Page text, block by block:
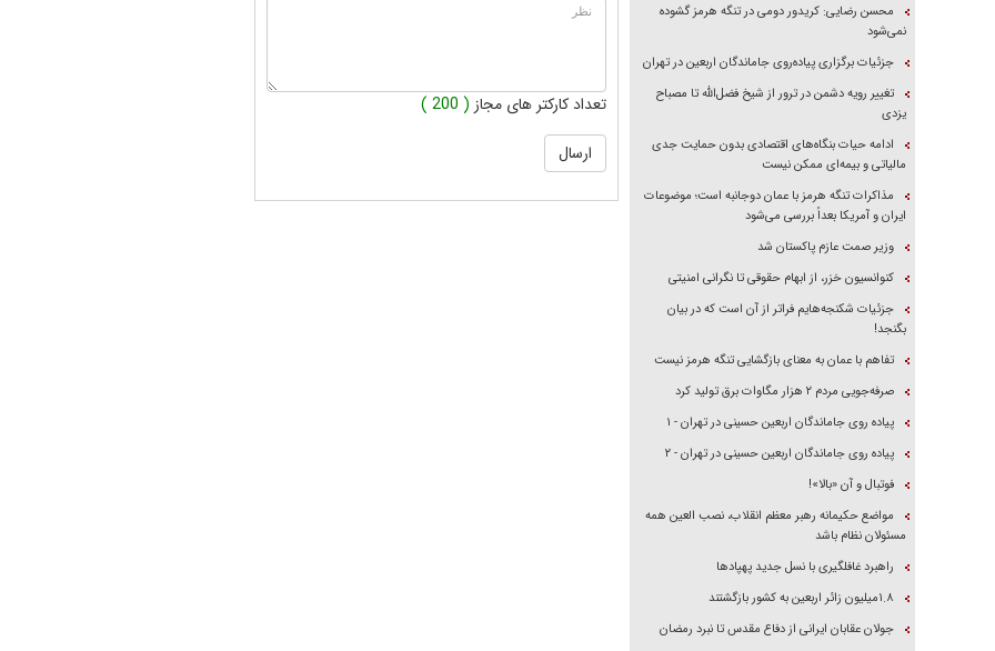
تعداد کارکتر های مجاز ( 200 )
محسن رضایی: کریدور دومی در تنگه هرمز گشوده
نمی‌شود
جزئیات برگزاری پیاده‌روی جاماندگان اربعین در تهران
تغییر رویه دشمن در ترور از شیخ فضل‌الله تا مصباح
یزدی
ادامه حیات بنگاه‌های اقتصادی بدون حمایت جدی
مالیاتی و بیمه‌ای ممکن نیست
مذاکرات تنگه هرمز با عمان دوجانبه است؛ موضوعات
ایران و آمریکا بعداً بررسی می‌شود
وزیر صمت عازم پاکستان شد
کنوانسیون خزر، از ابهام حقوقی تا نگرانی امنیتی
جزئیات شکنجه‌هایم فراتر از آن است که در بیان
بگنجد!
تفاهم با عمان به معنای بازگشایی تنگه هرمز نیست
صرفه‌جویی مردم ۲ هزار مگاوات برق تولید کرد
پیاده روی جاماندگان اربعین حسینی در تهران - ۱
پیاده روی جاماندگان اربعین حسینی در تهران - ۲
فوتبال و آن «بالا»!
مواضع حکیمانه رهبر معظم انقلاب، نصب العین همه
مسئولان نظام باشد
راهبرد غافلگیری با نسل جدید پهپاد‌ها
۱.۸میلیون زائر اربعین به کشور بازگشتند
جولان عقابان ایرانی از دفاع مقدس تا نبرد رمضان